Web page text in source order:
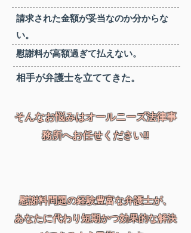
請求された金額が妥当なのか分からな
い。
慰謝料が高額過ぎて払えない。
相手が弁護士を立ててきた。
そんなお悩みはオールニーズ法律事
務所へお任せください‼
慰謝料問題の経験豊富な弁護士が、
あなたに代わり短期かつ効果的な解決